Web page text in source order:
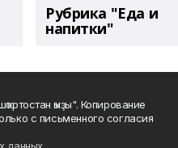
Рубрика "Еда и
напитки"
ҡыҙы". Копирование
с письменного согласия